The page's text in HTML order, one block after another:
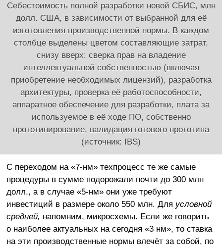
Себестоимость полной разработки новой СБИС, млн
долл. США, в зависимости от выбранной для её
изготовления производственной нормы. В каждом
столбце выделены цветом составляющие затрат,
снизу вверх: сверка прав на владение
интеллектуальной собственностью (включая
приобретение необходимых лицензий), разработка
архитектуры, проверка её работоспособности,
аппаратное обеспечение для разработки, плата за
используемое в её ходе ПО, собственно
прототипирование, валидация готового прототипа
(источник: IBS)
С переходом на «7-нм» техпроцесс те же самые
процедуры в сумме подорожали почти до 300 млн
долл., а в случае «5-нм» они уже требуют
инвестиций в размере около 550 млн. Для условной
средней, напомним, микросхемы. Если же говорить
о наиболее актуальных на сегодня «3 нм», то ставка
на эти производственные нормы влечёт за собой, по